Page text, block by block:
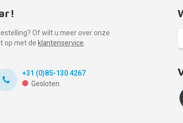
Of wilt u meer over onze
op met deklantenservice.
+31 (0)85-130 4267
Gesloten